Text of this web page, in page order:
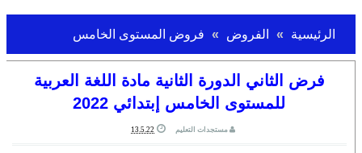
الرئيسية الفروض فروض المستوى الخامس
فرض الثاني الدورة الثانية مادة اللغة العربية
للمستوى الخامس إبتدائي 2022
مستجدات التعليم 13.5.22